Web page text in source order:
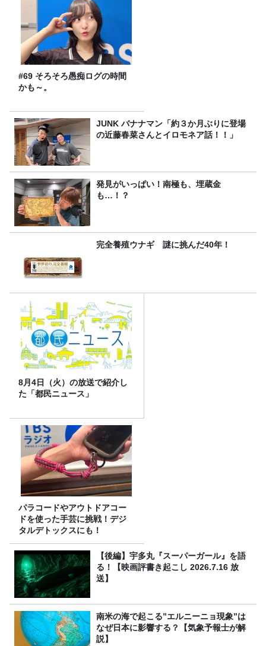
#69 そろそろ愚痴ログの時間
かも～。
JUNK バナナマン「約３か月ぶりに登場
の近藤春菜さんとイロモネア話！！」
発見がいっぱい！南極も、埋蔵金
も…！？
完全養殖ウナギ 謎に挑んだ40年！
8月4日（火）の放送で紹介し
た「都民ニュース」
パラコードやアウトドアコー
ドを使った手芸に挑戦！デジ
タルデトックスにも！
【後編】宇多丸『スーパーガール』を語
る！【映画評書き起こし 2026.7.16 放
送】
南米の海で起こる”エルニーニョ現象”は
なぜ日本に影響する？【気象予報士が解
説】